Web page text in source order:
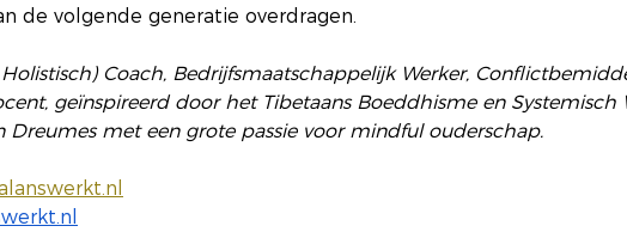
de volgende generatie overdragen.
Coach, Bedrijfsmaatschappelijk Werker,
geïnspireerd door het Tibetaans Boeddhisme en Systemisch
Dreumes met een grote passie voor mindful ouderschap.